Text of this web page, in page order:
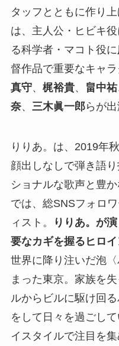
タッフとともに作り
は、主人公・ヒビキ役
る科学者・マコト役に
督作品で重要なキャ
真守、 梶裕貴、 畠中祐
奈、 三木眞一郎らが出
りりあ。は、2019年
顔出しなしで弾き語
ショナルな歌声と豊
では、総SNSフォロ
ィスト。
りりあ。が
要なカギを握るヒロイ
世界に降り注いだ泡
まった東京。家族を
ルからビルに駆け回
をして日々を過ごし
イスタイルで注目を